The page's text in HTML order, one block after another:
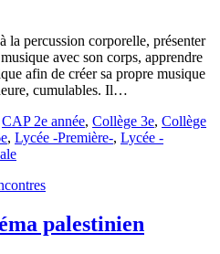
la percussion corporelle, présenter
avec son corps, apprendre
afin de créer sa propre musique
cumulables. Il…
CAP 2e année, Collège 3e, Collège
, Lycée -Première-, Lycée -
palestinien